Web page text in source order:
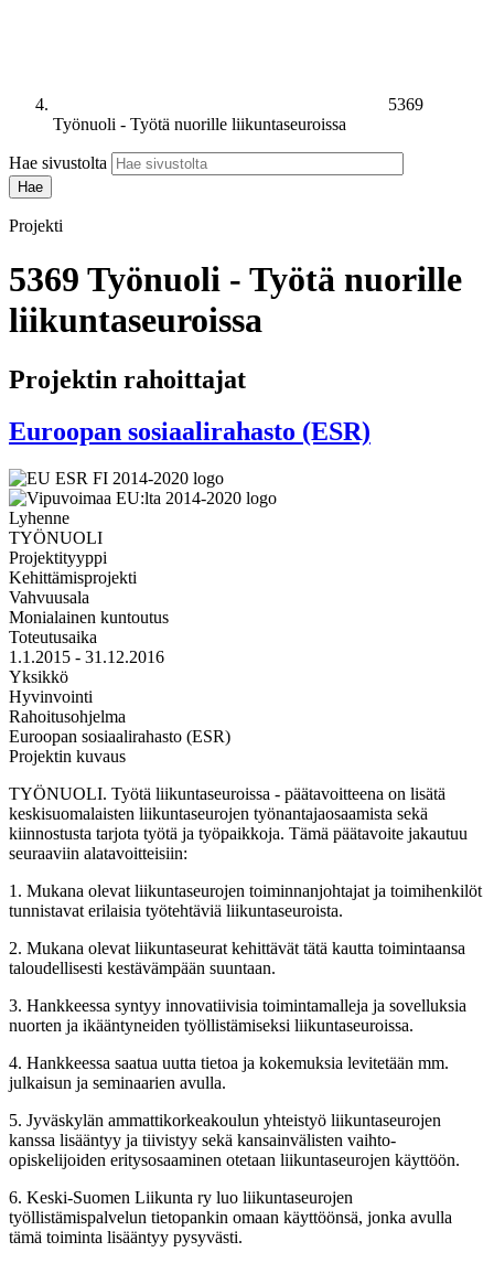
5369
Työnuoli - Työtä nuorille liikuntaseuroissa
Hae sivustolta
Projekti
5369 Työnuoli - Työtä nuorille
liikuntaseuroissa
Projektin rahoittajat
Euroopan sosiaalirahasto (ESR)
Lyhenne
TYÖNUOLI
Projektityyppi
Kehittämisprojekti
Vahvuusala
Monialainen kuntoutus
Toteutusaika
1.1.2015 - 31.12.2016
Yksikkö
Hyvinvointi
Rahoitusohjelma
Euroopan sosiaalirahasto (ESR)
Projektin kuvaus
TYÖNUOLI. Työtä liikuntaseuroissa - päätavoitteena on lisätä
keskisuomalaisten liikuntaseurojen työnantajaosaamista sekä
kiinnostusta tarjota työtä ja työpaikkoja. Tämä päätavoite jakautuu
seuraaviin alatavoitteisiin:
1. Mukana olevat liikuntaseurojen toiminnanjohtajat ja toimihenkilöt
tunnistavat erilaisia työtehtäviä liikuntaseuroista.
2. Mukana olevat liikuntaseurat kehittävät tätä kautta toimintaansa
taloudellisesti kestävämpään suuntaan.
3. Hankkeessa syntyy innovatiivisia toimintamalleja ja sovelluksia
nuorten ja ikääntyneiden työllistämiseksi liikuntaseuroissa.
4. Hankkeessa saatua uutta tietoa ja kokemuksia levitetään mm.
julkaisun ja seminaarien avulla.
5. Jyväskylän ammattikorkeakoulun yhteistyö liikuntaseurojen
kanssa lisääntyy ja tiivistyy sekä kansainvälisten vaihto-
opiskelijoiden eritysosaaminen otetaan liikuntaseurojen käyttöön.
6. Keski-Suomen Liikunta ry luo liikuntaseurojen
työllistämispalvelun tietopankin omaan käyttöönsä, jonka avulla
tämä toiminta lisääntyy pysyvästi.